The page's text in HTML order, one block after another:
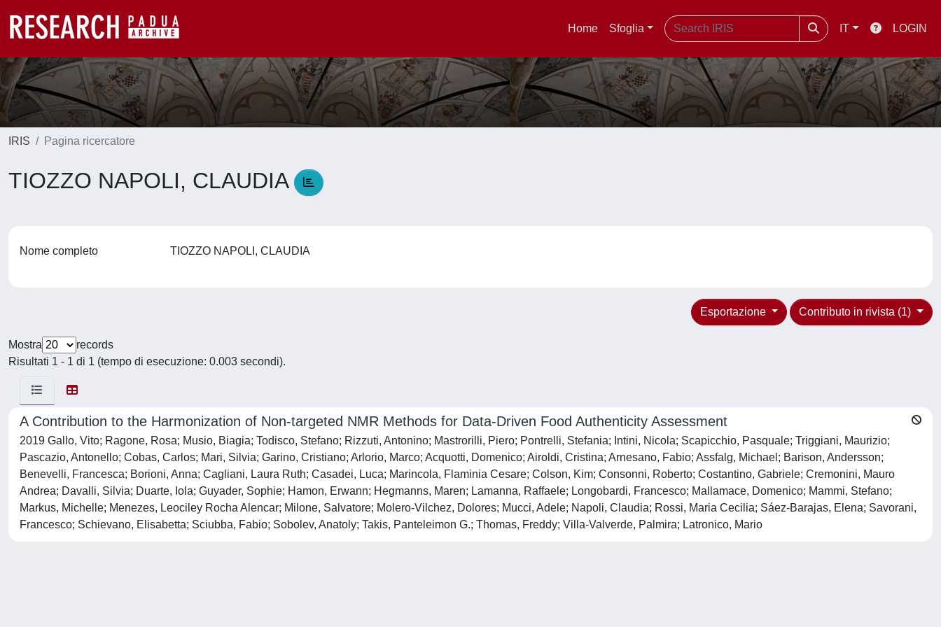
Home Sfoglia IT LOGIN
IRIS Pagina ricercatore
TIOZZO NAPOLI, CLAUDIA
Nome completo TIOZZO NAPOLI, CLAUDIA
Contributo in rivista (1)
Esportazione
Mostra
records
Risultati 1 - 1 di 1 (tempo di esecuzione: 0.003 secondi).
A Contribution to the Harmonization of Non-targeted NMR Methods for Data-Driven Food Authenticity Assessment
2019 Gallo, Vito; Ragone, Rosa; Musio, Biagia; Todisco, Stefano; Rizzuti, Antonino; Mastrorilli, Piero; Pontrelli, Stefania; Intini, Nicola; Scapicchio, Pasquale; Triggiani, Maurizio;
Pascazio, Antonello; Cobas, Carlos; Mari, Silvia; Garino, Cristiano; Arlorio, Marco; Acquotti, Domenico; Airoldi, Cristina; Arnesano, Fabio; Assfalg, Michael; Barison, Andersson;
Benevelli, Francesca; Borioni, Anna; Cagliani, Laura Ruth; Casadei, Luca; Marincola, Flaminia Cesare; Colson, Kim; Consonni, Roberto; Costantino, Gabriele; Cremonini, Mauro
Andrea; Davalli, Silvia; Duarte, Iola; Guyader, Sophie; Hamon, Erwann; Hegmanns, Maren; Lamanna, Raffaele; Longobardi, Francesco; Mallamace, Domenico; Mammi, Stefano;
Markus, Michelle; Menezes, Leociley Rocha Alencar; Milone, Salvatore; Molero-Vilchez, Dolores; Mucci, Adele; Napoli, Claudia; Rossi, Maria Cecilia; Sáez-Barajas, Elena; Savorani,
Francesco; Schievano, Elisabetta; Sciubba, Fabio; Sobolev, Anatoly; Takis, Panteleimon G.; Thomas, Freddy; Villa-Valverde, Palmira; Latronico, Mario